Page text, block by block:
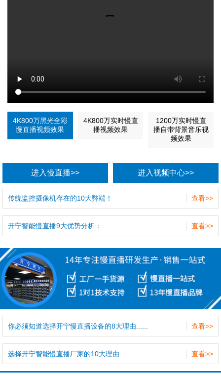
4K800万黑光全彩
慢直播视频效果
4K800万实时慢直
播视频效果
1200万实时慢直
播自带背景音乐视
频效果
进入慢直播>> 进入视频中心>>
查看>>
传统监控摄像机存在的10大弊端！
查看>>
开宁智能慢直播9大优势分析：
查看>>
你必须知道选择开宁慢直播设备的8大理由......
查看>>
选择开宁智能慢直播厂家的10大理由......